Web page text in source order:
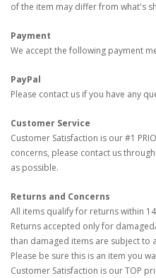
of the item may differ from what's
Payment
We accept the following payment
PayPal
Please contact us if you have any
Customer Service
Customer Satisfaction is our #1
concerns, please contact us
as possible.
Returns and Concerns
All items qualify for returns within
Returns accepted only for
than damaged items are subject to
Please be sure this is an item you
Customer Satisfaction is our TOP